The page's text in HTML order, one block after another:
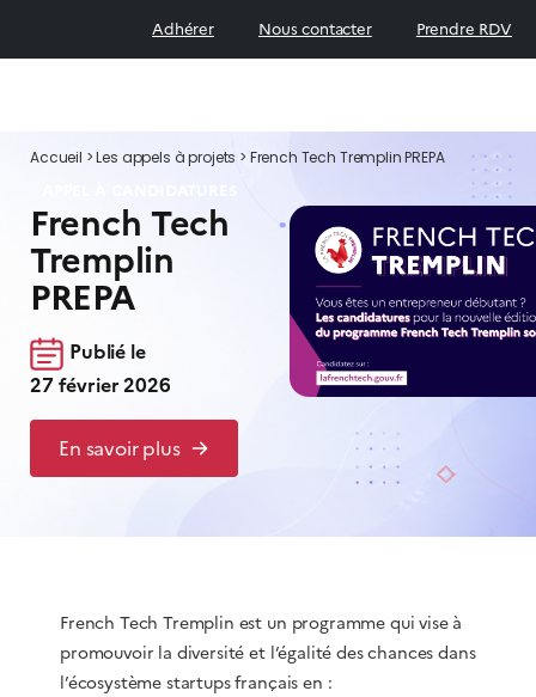
Adhérer Nous contacter Prendre RDV
Accueil >Les appels à projets > French Tech Tremplin PREPA
French Tech
Tremplin
PREPA
Publié le
27 février 2026
En savoir plus
French Tech Tremplin est un programme qui vise à
promouvoir la diversité et l’égalité des chances dans
l’écosystème startups français en :